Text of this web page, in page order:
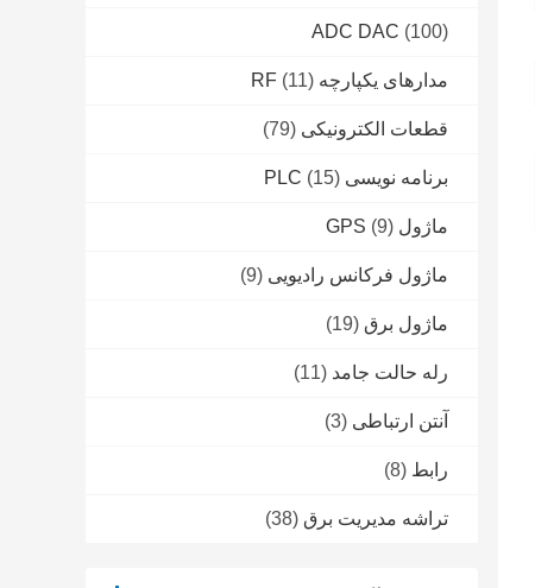
ADC DAC (100)
مدارهای یکپارچه RF (11)
قطعات الکترونیکی (79)
برنامه نویسی PLC (15)
ماژول GPS (9)
ماژول فرکانس رادیویی (9)
ماژول برق (19)
رله حالت جامد (11)
آنتن ارتباطی (3)
رابط (8)
تراشه مدیریت برق (38)